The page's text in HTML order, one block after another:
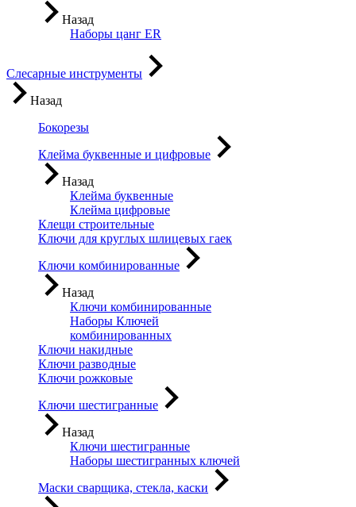
Назад
Наборы цанг ER
Слесарные инструменты
Назад
Бокорезы
Клейма буквенные и цифровые
Назад
Клейма буквенные
Клейма цифровые
Клещи строительные
Ключи для круглых шлицевых гаек
Ключи комбинированные
Назад
Ключи комбинированные
Наборы Ключей
комбинированных
Ключи накидные
Ключи разводные
Ключи рожковые
Ключи шестигранные
Назад
Ключи шестигранные
Наборы шестигранных ключей
Маски сварщика, стекла, каски